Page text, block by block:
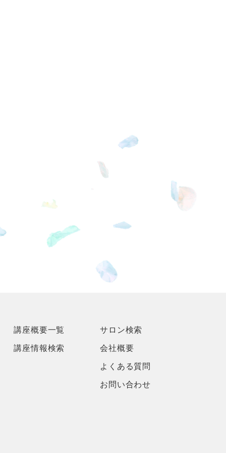
講座概要一覧
講座情報検索
サロン検索
会社概要
よくある質問
お問い合わせ